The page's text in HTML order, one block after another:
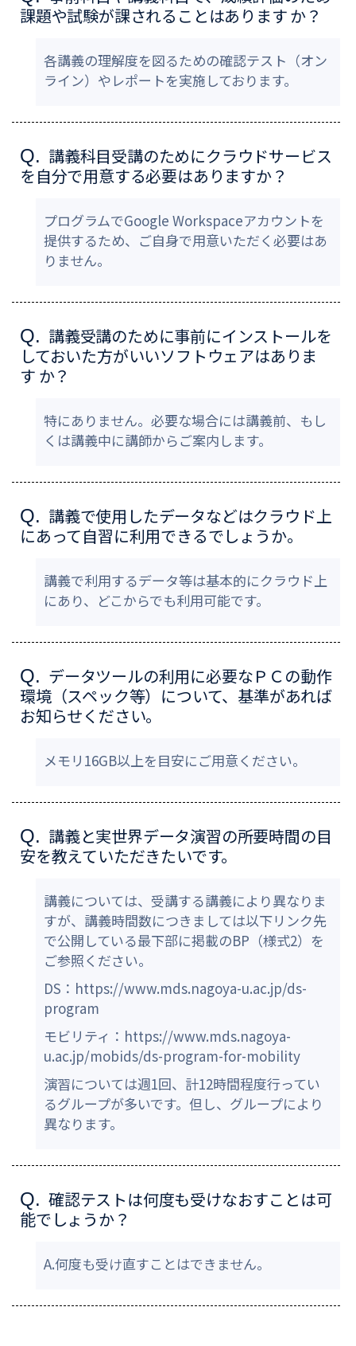
課題や試験が課されることはあります か？
各講義の理解度を図るための確認テスト（オン
ライン）やレポートを実施しております。
Q. 講義科目受講のためにクラウドサービス
を自分で用意する必要はありますか？
プログラムでGoogle Workspaceアカウントを
提供するため、ご自身で用意いただく必要はあ
りません。
Q. 講義受講のために事前にインストールを
しておいた方がいいソフトウェアはありま
す か？
特にありません。必要な場合には講義前、もし
くは講義中に講師からご案内します。
Q. 講義で使用したデータなどはクラウド上
にあって自習に利用できるでしょうか。
講義で利用するデータ等は基本的にクラウド上
にあり、どこからでも利用可能です。
Q. データツールの利用に必要なＰＣの動作
環境（スペック等）について、基準があれば
お知らせください。
メモリ16GB以上を目安にご用意ください。
Q. 講義と実世界データ演習の所要時間の目
安を教えていただきたいです。
講義については、受講する講義により異なりま
すが、講義時間数につきましては以下リンク先
で公開している最下部に掲載のBP（様式2）を
ご参照ください。
DS：https://www.mds.nagoya-u.ac.jp/ds-
program
モビリティ：https://www.mds.nagoya-
u.ac.jp/mobids/ds-program-for-mobility
演習については週1回、計12時間程度行ってい
るグループが多いです。但し、グループにより
異なります。
Q. 確認テストは何度も受けなおすことは可
能でしょうか？
A.何度も受け直すことはできません。